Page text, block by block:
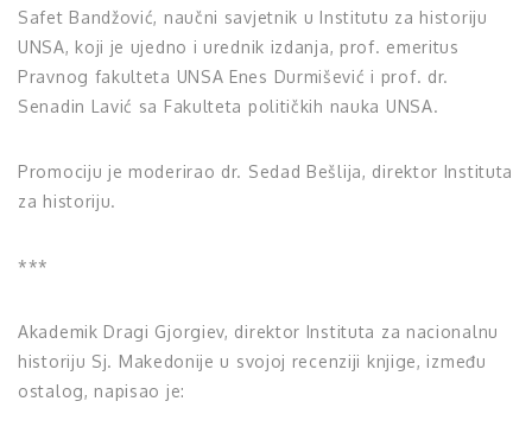
Safet Bandžović, naučni savjetnik u Institutu za historiju
UNSA, koji je ujedno i urednik izdanja, prof. emeritus
Pravnog fakulteta UNSA Enes Durmišević i prof. dr.
Senadin Lavić sa Fakulteta političkih nauka UNSA.
Promociju je moderirao dr. Sedad Bešlija, direktor Instituta
za historiju.
***
Akademik Dragi Gjorgiev, direktor Instituta za nacionalnu
historiju Sj. Makedonije u svojoj recenziji knjige, između
ostalog, napisao je: